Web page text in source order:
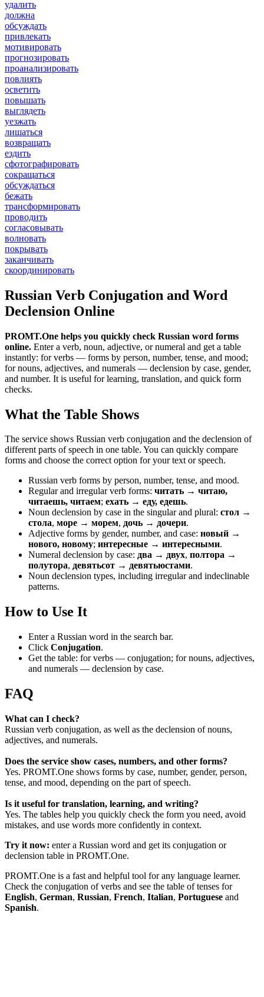
удалить
должна
обсуждать
привлекать
мотивировать
прогнозировать
проанализировать
повлиять
осветить
повышать
выглядеть
уезжать
лишаться
возвращать
ездить
сфотографировать
сокращаться
обсуждаться
бежать
трансформировать
проводить
согласовывать
волновать
покрывать
заканчивать
скоординировать
Russian Verb Conjugation and Word
Declension Online
PROMT.One helps you quickly check Russian word forms
online. Enter a verb, noun, adjective, or numeral and get a table
instantly: for verbs — forms by person, number, tense, and mood;
for nouns, adjectives, and numerals — declension by case, gender,
and number. It is useful for learning, translation, and quick form
checks.
What the Table Shows
The service shows Russian verb conjugation and the declension of
different parts of speech in one table. You can quickly compare
forms and choose the correct option for your text or speech.
Russian verb forms by person, number, tense, and mood.
Regular and irregular verb forms: читать → читаю,
читаешь, читаем; ехать → еду, едешь.
Noun declension by case in the singular and plural: стол →
стола, море → морем, дочь → дочери.
Adjective forms by gender, number, and case: новый →
нового, новому; интересные → интересными.
Numeral declension by case: два → двух, полтора →
полутора, девятьсот → девятьюстами.
Noun declension types, including irregular and indeclinable
patterns.
How to Use It
Enter a Russian word in the search bar.
Click Conjugation.
Get the table: for verbs — conjugation; for nouns, adjectives,
and numerals — declension by case.
FAQ
What can I check?
Russian verb conjugation, as well as the declension of nouns,
adjectives, and numerals.
Does the service show cases, numbers, and other forms?
Yes. PROMT.One shows forms by case, number, gender, person,
tense, and mood, depending on the part of speech.
Is it useful for translation, learning, and writing?
Yes. The tables help you quickly check the form you need, avoid
mistakes, and use words more confidently in context.
Try it now: enter a Russian word and get its conjugation or
declension table in PROMT.One.
PROMT.One is a fast and helpful tool for any language learner.
Check the conjugation of verbs and see the table of tenses for
English, German, Russian, French, Italian, Portuguese and
Spanish.